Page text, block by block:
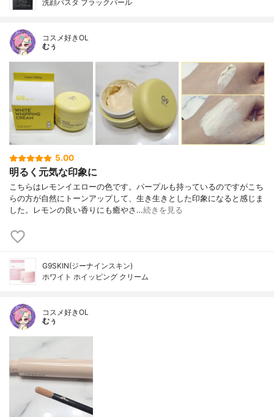
洗顔パスタ ブラックパール
コスメ好きOL
むぅ
5.00
明るく元気な印象に
こちらはレモンイエローの色です。パープルも持っているのですがこち
らの方が自然にトーンアップして、生き生きとした印象になると感じま
した。レモンの良い香りにも癒やさ…続きを見る
G9SKIN(ジーナインスキン)
ホワイト ホイッピング クリーム
コスメ好きOL
むぅ